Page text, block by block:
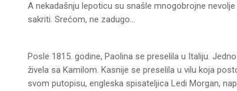
A nekadašnju lepoticu su snašle mnogobrojne
sakriti. Srećom, ne zadugo…
Posle 1815. godine, Paolina se preselila u Italiju.
živela sa Kamilom. Kasnije se preselila u vilu koja
svom putopisu, engleska spisateljica Ledi Morgan,